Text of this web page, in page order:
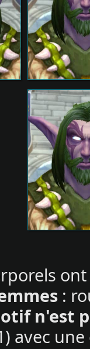
ont
:
n'est
avec